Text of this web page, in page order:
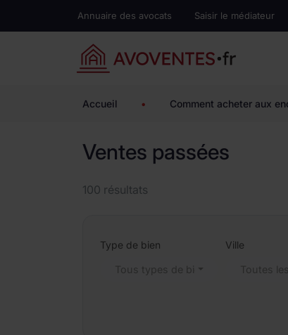
Annuaire des avocats Saisir le médiateur
Accueil • Comment acheter aux
Ventes passées
100 résultats
Type de bien
Tous types de biens
Ville
Toutes